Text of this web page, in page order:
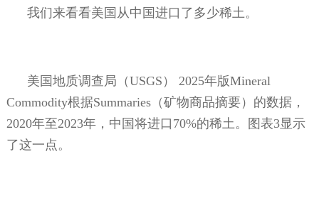
我们来看看美国从中国进口了多少稀土。
美国地质调查局（USGS ） 2025年版Mineral
Commodity根据Summaries（矿物商品摘要）的数据，
2020年至2023年，中国将进口 70%的稀土。图表3显示
了这一点。